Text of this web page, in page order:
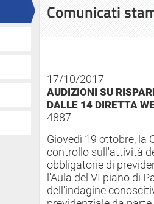
Comunicati
17/10/2017
AUDIZIONI SU
DALLE 14 DIRETTA
4887
Giovedì 19 ottobre, la
controllo sull'attività
obbligatorie di
l'Aula del VI piano di
dell'indagine